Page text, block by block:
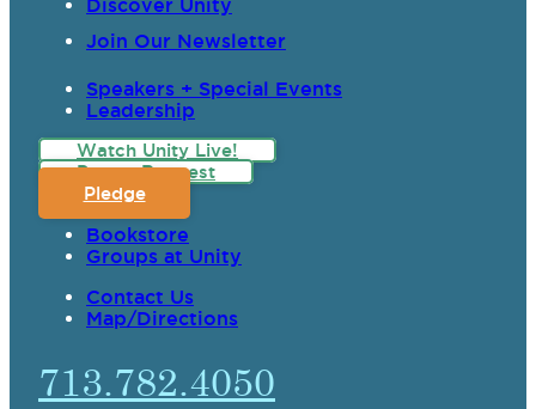
Discover Unity
Join Our Newsletter
Speakers + Special Events
Leadership
Watch Unity Live!
Prayer Request
Pledge
Bookstore
Groups at Unity
Contact Us
Map/Directions
713.782.4050